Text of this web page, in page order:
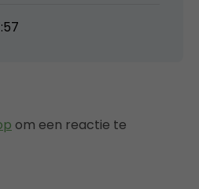
om een reactie te